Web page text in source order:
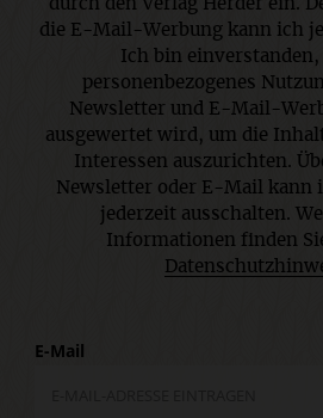
durch den Verlag Herder ein.
die E-Mail-Werbung kann ich
Ich bin einverstanden,
personenbezogenes
Newsletter und E-Mail-
ausgewertet wird, um die
Interessen auszurichten.
Newsletter oder E-Mail kann
jederzeit ausschalten.
Informationen finden
E-Mail